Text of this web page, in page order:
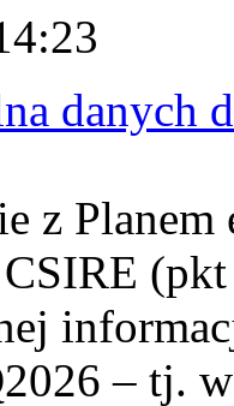
danych
z
– tj.